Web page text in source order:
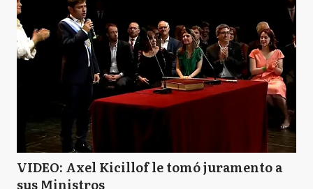
VIDEO: Axel Kicillof le tomó juramento a
sus Ministros